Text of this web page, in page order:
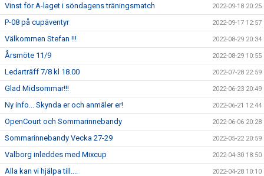
Vinst för A-laget i söndagens träningsmatch 2022-09-18 20:25
P-08 på cupäventyr 2022-09-17 12:57
Välkommen Stefan !!! 2022-08-29 20:34
Årsmöte 11/9 2022-08-29 10:55
Ledarträff 7/8 kl 18.00 2022-07-28 22:59
Glad Midsommar!!! 2022-06-23 20:49
Ny info... Skynda er och anmäler er! 2022-06-21 12:44
OpenCourt och Sommarinnebandy 2022-06-06 20:28
Sommarinnebandy Vecka 27-29 2022-05-22 20:59
Valborg inleddes med Mixcup 2022-04-30 18:50
Alla kan vi hjälpa till.... 2022-04-28 10:10